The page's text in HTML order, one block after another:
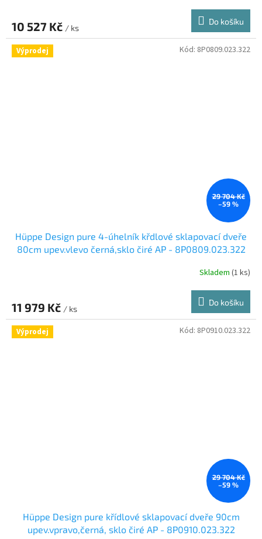
10 527 Kč / ks
Do košíku
Výprodej
29 704 Kč
–59 %
Hüppe Design pure 4-úhelník křdlové sklapovací dveře
80cm upev.vlevo černá,sklo čiré AP - 8P0809.023.322
Skladem (1 ks)
11 979 Kč / ks
Do košíku
Kód: 8P0809.023.322
Výprodej
29 704 Kč
–59 %
Hüppe Design pure křídlové sklapovací dveře 90cm
upev.vpravo,černá, sklo čiré AP - 8P0910.023.322
Kód: 8P0910.023.322